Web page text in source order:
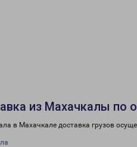
из Махачкалы по
в Махачкале доставка грузов